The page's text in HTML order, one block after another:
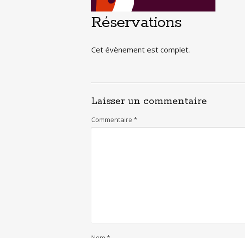
Réservations
Cet évènement est complet.
Laisser un commentaire
Commentaire *